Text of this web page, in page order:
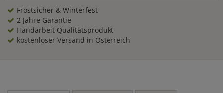
Frostsicher & Winterfest
2 Jahre Garantie
Handarbeit Qualitätsprodukt
kostenloser Versand in Österreich